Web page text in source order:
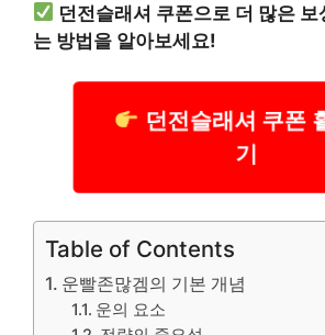
던전슬래셔 쿠폰으로 더 많은 보
는 방법을 알아보세요!
던전슬래셔 쿠폰
기
Table of Contents
운빨존많겜의 기본 개념
운의 요소